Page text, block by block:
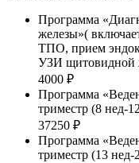
Программа
железы»(
ТПО, прием
УЗИ щитовидной
4000 ₽
Программа
триместр (8 нед-
37250 ₽
Программа
триместр (13 нед-